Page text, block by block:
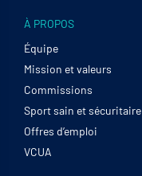
À PROPOS
Équipe
Mission et valeurs
Commissions
Sport sain et sécuritaire
Offres d’emploi
VCUA